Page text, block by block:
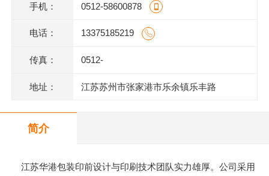
手机： 0512-58600878
电话： 13375185219
传真： 0512-
地址： 江苏苏州市张家港市乐余镇乐丰路
简介
江苏华港包装印前设计与印刷技术团队实力雄厚。公司采用